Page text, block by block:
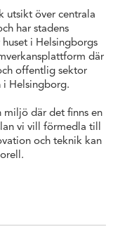
utsikt över centrala
har stadens
i Helsingborgs
där
offentlig sektor
i Helsingborg.
miljö där det finns en
vi vill förmedla till
och teknik kan